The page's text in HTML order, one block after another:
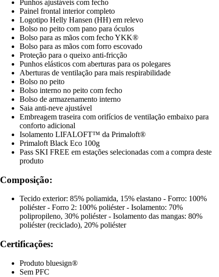
Punhos ajustáveis com fecho
Painel frontal interior completo
Logotipo Helly Hansen (HH) em relevo
Bolso no peito com pano para óculos
Bolso para as mãos com fecho YKK®
Bolso para as mãos com forro escovado
Proteção para o queixo anti-fricção
Punhos elásticos com aberturas para os polegares
Aberturas de ventilação para mais respirabilidade
Bolso no peito
Bolso interno no peito com fecho
Bolso de armazenamento interno
Saia anti-neve ajustável
Embreagem traseira com orifícios de ventilação embaixo para
conforto adicional
Isolamento LIFALOFT™ da Primaloft®
Primaloft Black Eco 100g
Pass SKI FREE em estações selecionadas com a compra deste
produto
Composição:
Tecido exterior: 85% poliamida, 15% elastano - Forro: 100%
poliéster - Forro 2: 100% poliéster - Isolamento: 70%
polipropileno, 30% poliéster - Isolamento das mangas: 80%
poliéster (reciclado), 20% poliéster
Certificações:
Produto bluesign®
Sem PFC